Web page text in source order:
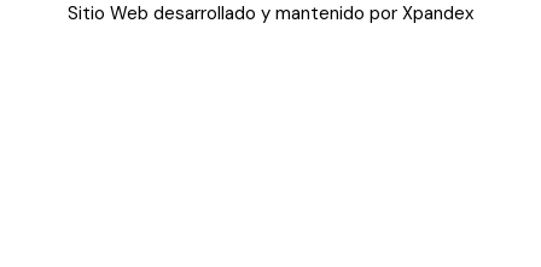
Sitio Web desarrollado y mantenido por Xpandex